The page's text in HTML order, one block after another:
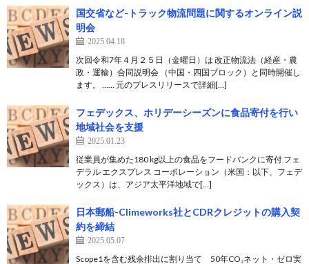
国交省など-トラック物流問題に関するオンライン説
明会
2025.04.18
次回令和7年４月２５日（金曜日）は 改正物流法（経産・農
政・運輸）合同説明会 （中国・四国ブロック）と同時開催し
ます。 …… 元のプレスリリースで詳細[…]
フェデックス、ホリデーシーズンに食品寄付を行い
地域社会を支援
2025.01.23
従業員が集めた180 kg以上の食品をフードバンクに寄付 フェ
デラル エクスプレス コーポレーション（米国：以下、フェデ
ックス）は、アジア太平洋地域で[…]
日本郵船-Climeworks社とCDRクレジットの購入契
約を締結
2025.05.07
Scope1を含む残余排出に割り当て 50年CO₂ネット・ゼロ実